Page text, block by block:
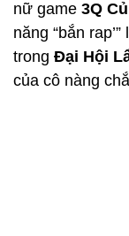
nữ game 3Q
năng “bắn
trong Đại Hội
của cô nàng